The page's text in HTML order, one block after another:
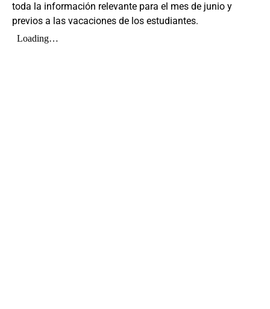
toda la información relevante para el mes de junio y
previos a las vacaciones de los estudiantes.